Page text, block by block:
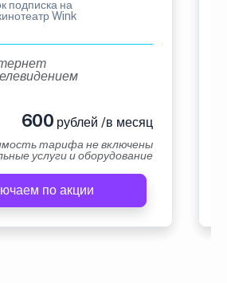
подписка на
Wink
600 рублей /в месяц
тарифа не включены
услуги и оборудование
по акции